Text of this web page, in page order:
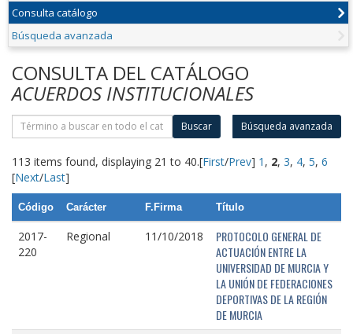
Consulta catálogo
Búsqueda avanzada
CONSULTA DEL CATÁLOGO
ACUERDOS INSTITUCIONALES
Buscar Búsqueda avanzada
113 items found, displaying 21 to 40.[First/Prev] 1 , 2, 3, 4, 5, 6
[Next/Last]
Código Carácter F.Firma Título
2017-
220
Regional 11/10/2018
PROTOCOLO GENERAL DE
ACTUACIÓN ENTRE LA
UNIVERSIDAD DE MURCIA Y
LA UNIÓN DE FEDERACIONES
DEPORTIVAS DE LA REGIÓN
DE MURCIA